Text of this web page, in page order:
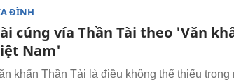
ĐÌNH
cúng vía Thần Tài theo 'Văn
Nam'
khấn Thần Tài là điều không thể thiếu trong